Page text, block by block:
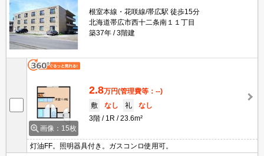
根室本線・花咲線/帯広駅 徒歩15分
北海道帯広市西十二条南１１丁目
築37年
3階建
画像：15枚
2.8万円(管理費等：--)
敷
なし 礼
なし
3階
1R 23.6m²
灯油FF。照明器具付き。ガスコンロ使用可。